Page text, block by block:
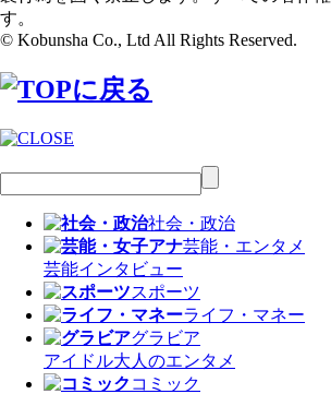
す。
© Kobunsha Co., Ltd All Rights Reserved.
社会・政治
芸能・エンタメ
芸能インタビュー
スポーツ
ライフ・マネー
グラビア
アイドル大人のエンタメ
コミック